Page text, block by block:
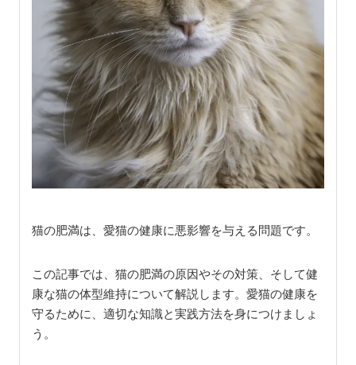
猫の肥満は、愛猫の健康に悪影響を与える問題です。
この記事では、猫の肥満の原因やその対策、そして健
康な猫の体型維持について解説します。愛猫の健康を
守るために、適切な知識と実践方法を身につけましょ
う。